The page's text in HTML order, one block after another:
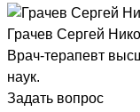
Грачев Сергей
Врач-терапевт
наук.
Задать вопрос